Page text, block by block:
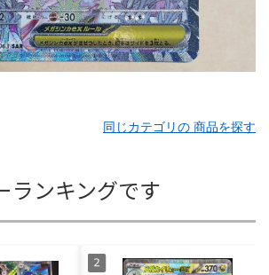
同じカテゴリの 商品を探す
ランキングです